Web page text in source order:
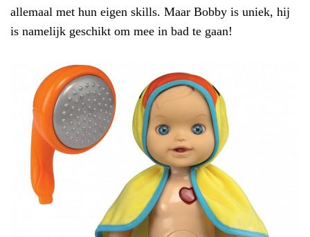
allemaal met hun eigen skills. Maar Bobby is uniek, hij
is namelijk geschikt om mee in bad te gaan!